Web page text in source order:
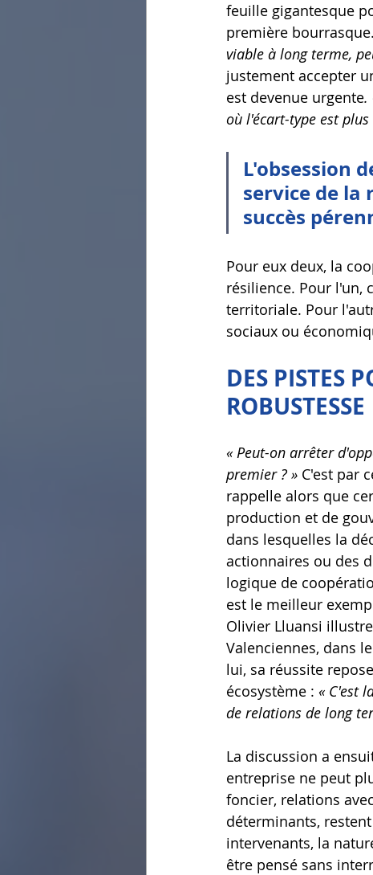
feuille gigantesque
première bourrasque.
viable à long terme,
justement accepter
est devenue urgente.
où l'écart-type est
L'obsession
service de
succès
Pour eux deux, la
résilience. Pour l'un,
territoriale. Pour
sociaux ou
DES PISTES
ROBUSTESSE
« Peut-on arrêter
premier ? » C'est par
rappelle alors que
production et de
dans lesquelles la
actionnaires ou des
logique de
est le meilleur
Olivier Lluansi
Valenciennes, dans
lui, sa réussite
écosystème : « C'est
de relations de long
La discussion a
entreprise ne peut
foncier, relations
déterminants,
intervenants, la
être pensé sans